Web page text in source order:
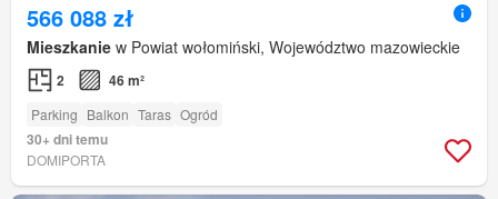
566 088 zł
Mieszkanie w Powiat wołomiński, Województwo mazowieckie
2 46 m²
Parking Balkon Taras Ogród
30+ dni temu
DOMIPORTA